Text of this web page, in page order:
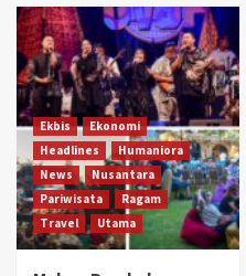
Ekbis
Ekonomi
Headlines
Humaniora
News
Nusantara
Pariwisata
Ragam
Travel
Utama